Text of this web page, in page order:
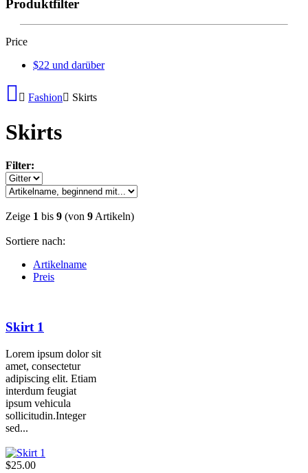
Produktfilter
Price
$22 und darüber
Fashion Skirts
Skirts
Filter:
Zeige 1 bis 9 (von 9 Artikeln)
Sortiere nach:
Artikelname
Preis
Skirt 1
Lorem ipsum dolor sit
amet, consectetur
adipiscing elit. Etiam
interdum feugiat
ipsum vehicula
sollicitudin.Integer
sed...
$25.00